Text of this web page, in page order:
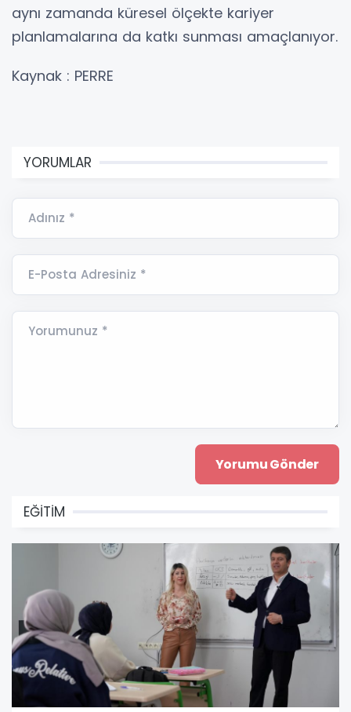
aynı zamanda küresel ölçekte kariyer
planlamalarına da katkı sunması amaçlanıyor.
Kaynak : PERRE
YORUMLAR
Adınız *
E-Posta Adresiniz *
Yorumunuz *
EĞİTİM